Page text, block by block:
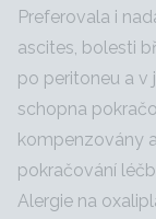
Preferovala i
ascites, bolesti
po peritoneu a v
schopna
kompenzovány
pokračování
Alergie na